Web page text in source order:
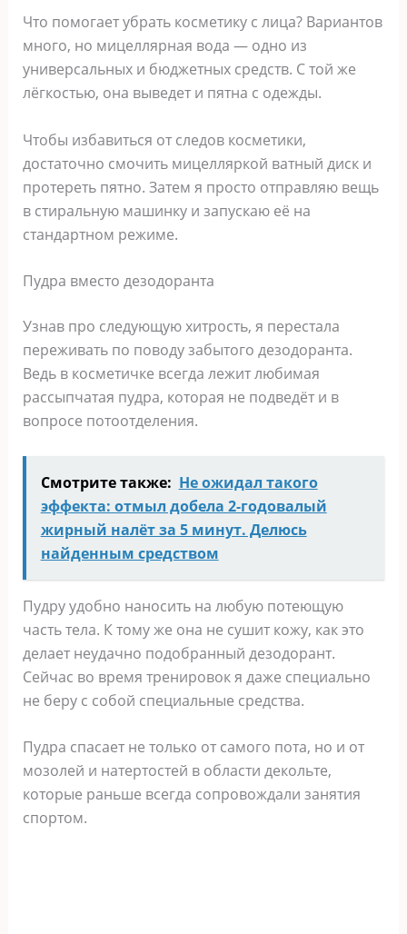
Что помогает убрать косметику с лица? Вариантов
много, но мицеллярная вода — одно из
универсальных и бюджетных средств. С той же
лёгкостью, она выведет и пятна с одежды.
Чтобы избавиться от следов косметики,
достаточно смочить мицелляркой ватный диск и
протереть пятно. Затем я просто отправляю вещь
в стиральную машинку и запускаю её на
стандартном режиме.
Пудра вместо дезодоранта
Узнав про следующую хитрость, я перестала
переживать по поводу забытого дезодоранта.
Ведь в косметичке всегда лежит любимая
рассыпчатая пудра, которая не подведёт и в
вопросе потоотделения.
Смотрите также: Не ожидал такого
эффекта: отмыл добела 2-годовалый
жирный налёт за 5 минут. Делюсь
найденным средством
Пудру удобно наносить на любую потеющую
часть тела. К тому же она не сушит кожу, как это
делает неудачно подобранный дезодорант.
Сейчас во время тренировок я даже специально
не беру с собой специальные средства.
Пудра спасает не только от самого пота, но и от
мозолей и натертостей в области декольте,
которые раньше всегда сопровождали занятия
спортом.